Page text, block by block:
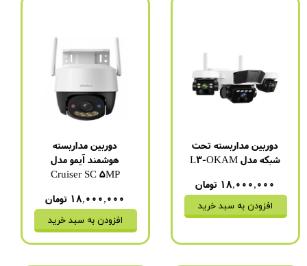
دوربین مداربسته تحت
شبکه مدل L3-OKAM
۱۸,۰۰۰,۰۰۰ تومان
افزودن به سبد خرید
دوربین مداربسته
هوشمند آیمو مدل
Cruiser SC 5MP
۱۸,۰۰۰,۰۰۰ تومان
افزودن به سبد خرید